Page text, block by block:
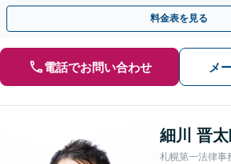
で早期解決を！【地下鉄大通駅から直結ビル】
料金表を見る
電話でお問い合わせ メ
細川 晋太
札幌第一法律事